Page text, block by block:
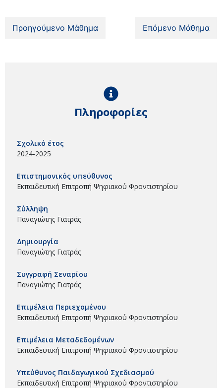
Προηγούμενο Μάθημα Επόμενο Μάθημα
Πληροφορίες
Σχολικό έτος
2024-2025
Επιστημονικός υπεύθυνος
Εκπαιδευτική Επιτροπή Ψηφιακού Φροντιστηρίου
Σύλληψη
Παναγιώτης Γιατράς
Δημιουργία
Παναγιώτης Γιατράς
Συγγραφή Σεναρίου
Παναγιώτης Γιατράς
Επιμέλεια Περιεχομένου
Εκπαιδευτική Επιτροπή Ψηφιακού Φροντιστηρίου
Επιμέλεια Μεταδεδομένων
Εκπαιδευτική Επιτροπή Ψηφιακού Φροντιστηρίου
Υπεύθυνος Παιδαγωγικού Σχεδιασμού
Εκπαιδευτική Επιτροπή Ψηφιακού Φροντιστηρίου